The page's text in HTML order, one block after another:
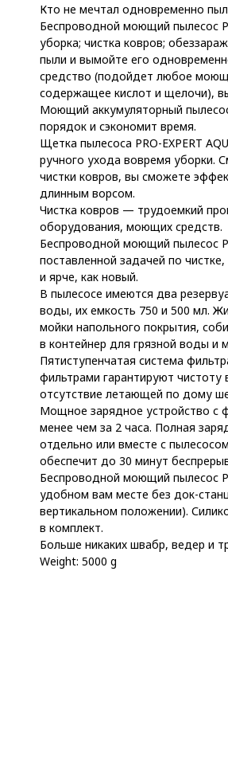
Кто не мечтал одновременно
Беспроводной моющий пылесос
уборка; чистка ковров;
пыли и вымойте его
средство (подойдет любое
содержащее кислот и щелочи),
Моющий аккумуляторный пылесос
порядок и сэкономит время.
Щетка пылесоса PRO-EXPERT
ручного ухода вовремя уборки.
чистки ковров, вы сможете
длинным ворсом.
Чистка ковров — трудоемкий
оборудования, моющих средств.
Беспроводной моющий пылесос
поставленной задачей по
и ярче, как новый.
В пылесосе имеются два
воды, их емкость 750 и 500 мл.
мойки напольного покрытия,
в контейнер для грязной воды и
Пятиступенчатая система
фильтрами гарантируют
отсутствие летающей по дому
Мощное зарядное устройство с
менее чем за 2 часа. Полная
отдельно или вместе с
обеспечит до 30 минут
Беспроводной моющий пылесос
удобном вам месте без док-
вертикальном положении).
в комплект.
Больше никаких швабр, ведер и
Weight: 5000 g